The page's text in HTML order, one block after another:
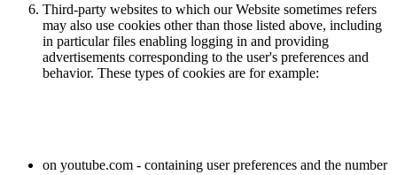
Third-party websites to which our Website sometimes refers
may also use cookies other than those listed above, including
in particular files enabling logging in and providing
advertisements corresponding to the user's preferences and
behavior. These types of cookies are for example:
on youtube.com - containing user preferences and the number